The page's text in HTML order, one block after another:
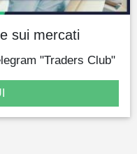
sui mercati
"Traders Club"